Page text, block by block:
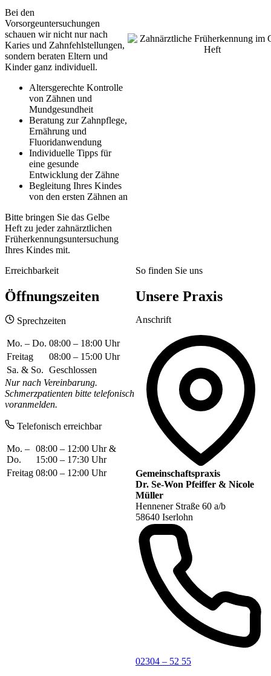
Bei den
Vorsorgeuntersuchungen
schauen wir nicht nur nach
Karies und Zahnfehlstellungen,
sondern beraten Eltern und
Kinder ganz individuell.
Altersgerechte Kontrolle
von Zähnen und
Mundgesundheit
Beratung zur Zahnpflege,
Ernährung und
Fluoridanwendung
Individuelle Tipps für
eine gesunde
Entwicklung der Zähne
Begleitung Ihres Kindes
von den ersten Zähnen an
Bitte bringen Sie das Gelbe
Heft zu jeder zahnärztlichen
Früherkennungsuntersuchung
Ihres Kindes mit.
Erreichbarkeit
Öffnungszeiten
Sprechzeiten
Mo. – Do. 08:00 – 18:00 Uhr
Freitag
08:00 – 15:00 Uhr
Sa. & So. Geschlossen
Nur nach Vereinbarung.
Schmerzpatienten bitte telefonisch
voranmelden.
Telefonisch erreichbar
Mo. –
Do.
08:00 – 12:00 Uhr &
15:00 – 17:30 Uhr
Freitag 08:00 – 12:00 Uhr
So finden Sie uns
Unsere Praxis
Anschrift
Gemeinschaftspraxis
Dr. Se-Won Pfeiffer & Nicole
Müller
Hennener Straße 60 a/b
58640 Iserlohn
02304 – 52 55